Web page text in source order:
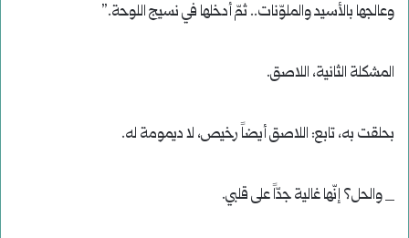
وعالجها بالأسيد والملوّنات.. ثمّ أدخلها في نسيج اللوحة.”
المشكلة الثانية، اللاصق.
بحلقت به، تابع: اللاصق أيضاً رخيص، لا ديمومة له.
_ والحل؟ إنّها غالية جدّاً على قلبي.